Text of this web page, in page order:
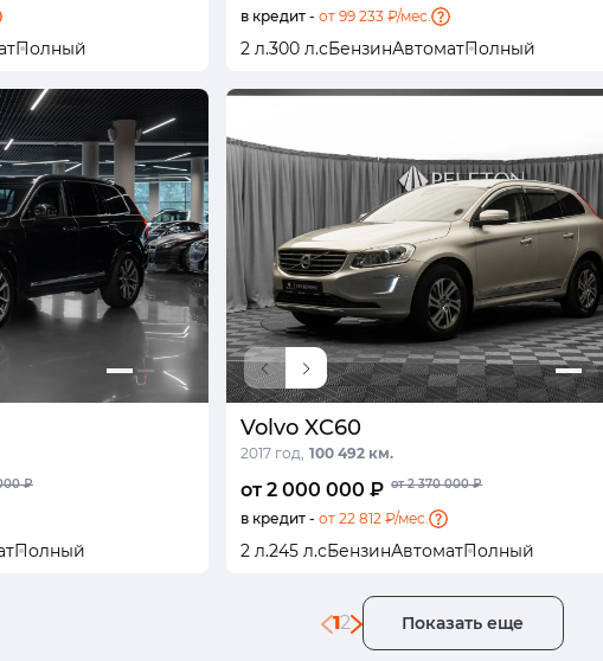
Полный
в кредит - от 99 233 ₽/мес.
2 л.300 л.сБензинАвтоматПолный
₽
Полный
Volvo XC60
2017 год, 100 492 км.
от 2 000 000 ₽ от 2 370 000 ₽
в кредит - от 22 812 ₽/мес.
2 л.245 л.сБензинАвтоматПолный
12 Показать еще